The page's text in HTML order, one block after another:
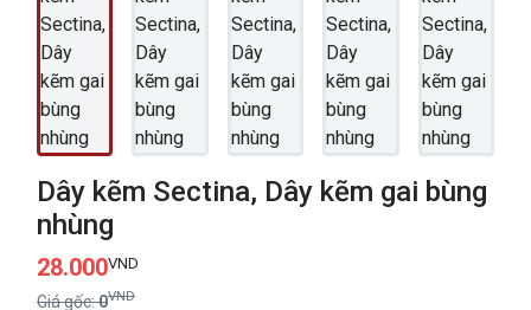
Dây kẽm Sectina, Dây kẽm gai bùng
nhùng
28.000VND
Giá gốc:0VND